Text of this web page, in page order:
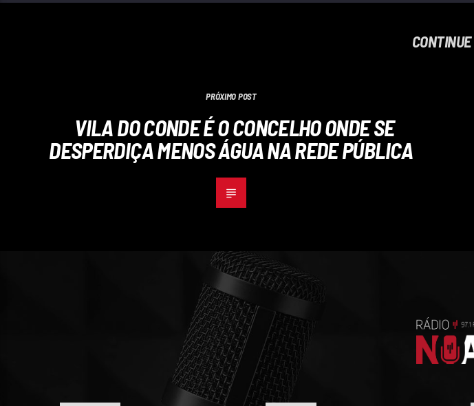
PRÓXIMO POST
VILA DO CONDE É O CONCELHO ONDE SE
DESPERDIÇA MENOS ÁGUA NA REDE PÚBLICA